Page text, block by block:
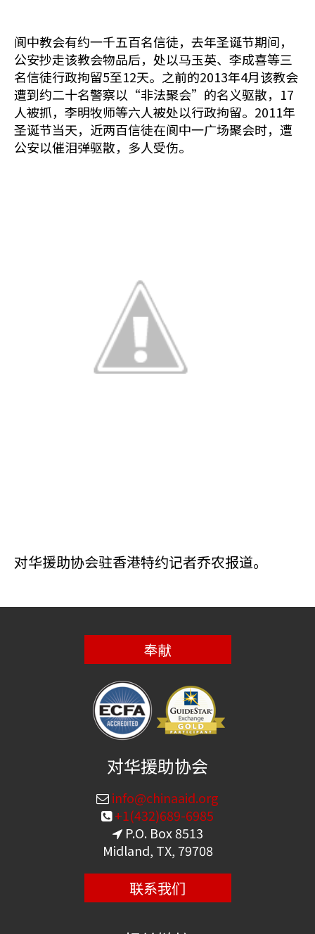
阆中教会有约一千五百名信徒，去年圣诞节期间，
公安抄走该教会物品后，处以马玉英、李成喜等三
名信徒行政拘留5至12天。之前的2013年4月该教会
遭到约二十名警察以“非法聚会”的名义驱散，17
人被抓，李明牧师等六人被处以行政拘留。2011年
圣诞节当天，近两百信徒在阆中一广场聚会时，遭
公安以催泪弹驱散，多人受伤。
对华援助协会驻香港特约记者乔农报道。
奉献
对华援助协会
info@chinaaid.org
+1(432)689-6985
P.O. Box 8513
Midland, TX, 79708
联系我们